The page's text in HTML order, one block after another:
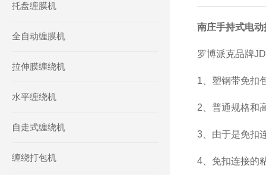
托盘缠膜机
全自动缠膜机
拉伸膜缠绕机
水平缠绕机
自走式缠绕机
缠绕打包机
南庄手持式电
罗博派克品牌
1、塑钢带免扣
2、普通规格和
3、由于是免扣
4、免扣连接的